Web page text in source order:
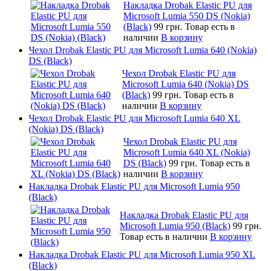
Накладка Drobak Elastic PU для
Microsoft Lumia 550 DS (Nokia)
(Black) 99 грн. Товар есть в
наличии В корзину
Чехол Drobak Elastic PU для Microsoft Lumia 640 (Nokia)
DS (Black)
Чехол Drobak Elastic PU для
Microsoft Lumia 640 (Nokia) DS
(Black) 99 грн. Товар есть в
наличии В корзину
Чехол Drobak Elastic PU для Microsoft Lumia 640 XL
(Nokia) DS (Black)
Чехол Drobak Elastic PU для
Microsoft Lumia 640 XL (Nokia)
DS (Black) 99 грн. Товар есть в
наличии В корзину
Накладка Drobak Elastic PU для Microsoft Lumia 950
(Black)
Накладка Drobak Elastic PU для
Microsoft Lumia 950 (Black) 99 грн.
Товар есть в наличии В корзину
Накладка Drobak Elastic PU для Microsoft Lumia 950 XL
(Black)